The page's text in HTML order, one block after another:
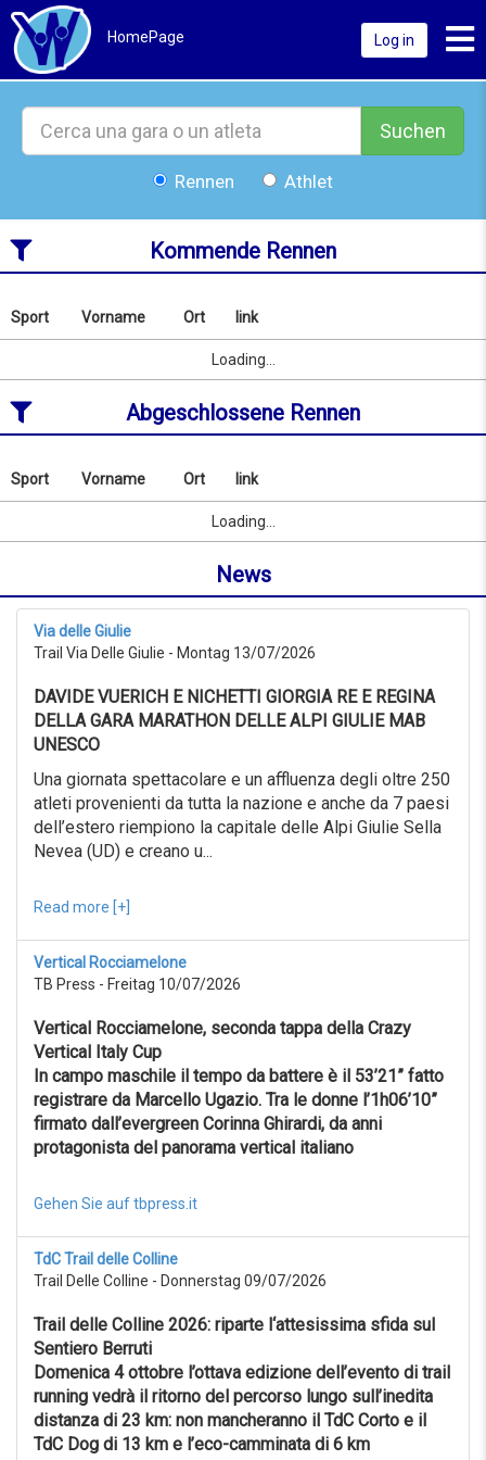
HomePage Log in
Suchen
Rennen Athlet
Kommende Rennen
Nach
Name
suchen
ab
to
07/09/2026
0KM
Suche
Sport
Reset
Sport Vorname Ort
link
link
Loading...
Abgeschlossene Rennen
Nach
Name
ab
07/07/2026
07/08/2026
Erweiterte
Suche
Sport
Reset
Sport Vorname Ort
link
link
Loading...
News
Via delle Giulie
Trail Via Delle Giulie - Montag 13/07/2026
DAVIDE VUERICH E NICHETTI GIORGIA RE E REGINA
DELLA GARA MARATHON DELLE ALPI GIULIE MAB
UNESCO
Una giornata spettacolare e un affluenza degli oltre 250
atleti provenienti da tutta la nazione e anche da 7 paesi
dell’estero riempiono la capitale delle Alpi Giulie Sella
Nevea (UD) e creano u...
Read more [+]
Vertical Rocciamelone
TB Press - Freitag 10/07/2026
Vertical Rocciamelone, seconda tappa della Crazy
Vertical Italy Cup
In campo maschile il tempo da battere è il 53’21” fatto
registrare da Marcello Ugazio. Tra le donne l’1h06’10”
firmato dall’evergreen Corinna Ghirardi, da anni
protagonista del panorama vertical italiano
Gehen Sie auf tbpress.it
TdC Trail delle Colline
Trail Delle Colline - Donnerstag 09/07/2026
Trail delle Colline 2026: riparte l‘attesissima sfida sul
Sentiero Berruti
Domenica 4 ottobre l’ottava edizione dell’evento di trail
running vedrà il ritorno del percorso lungo sull’inedita
distanza di 23 km: non mancheranno il TdC Corto e il
TdC Dog di 13 km e l’eco-camminata di 6 km